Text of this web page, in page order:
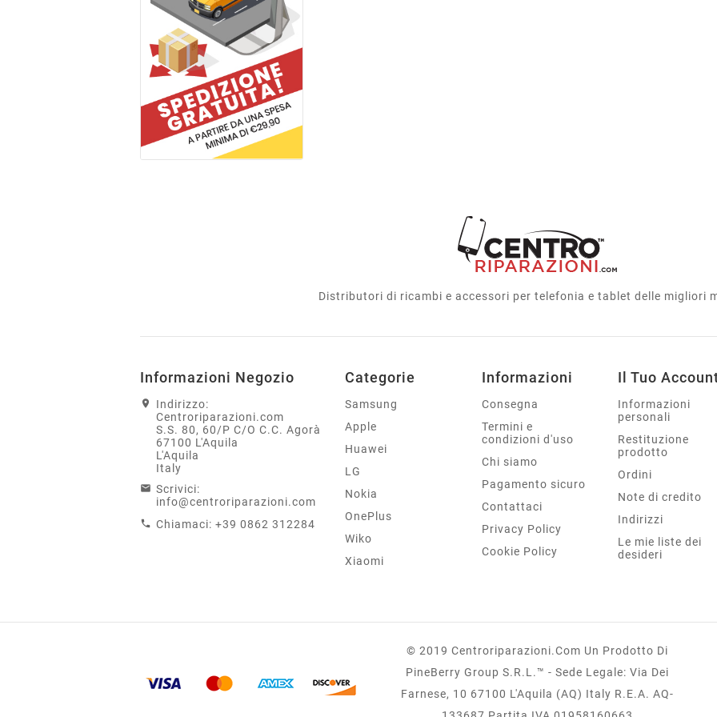
Distributori di ricambi e accessori per telefonia e tablet delle migliori
Informazioni Negozio
Indirizzo:
Centroriparazioni.com
S.S. 80, 60/P C/O C.C. Agorà
67100 L'Aquila
L'Aquila
Italy
Scrivici:
info@centroriparazioni.com
Chiamaci: +39 0862 312284
Categorie
Samsung
Apple
Huawei
LG
Nokia
OnePlus
Wiko
Xiaomi
Informazioni
Consegna
Termini e
condizioni d'uso
Chi siamo
Pagamento sicuro
Contattaci
Privacy Policy
Cookie Policy
Il Tuo
Informazioni
personali
Restituzione
prodotto
Ordini
Note di credito
Indirizzi
Le mie liste dei
desideri
© 2019 Centroriparazioni.com Un Prodotto Di
PineBerry Group S.r.l.™ - Sede Legale: Via Dei
Farnese, 10 67100 L'Aquila (AQ) Italy R.E.A. AQ-